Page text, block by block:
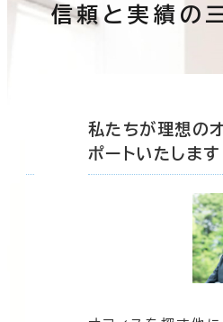
信頼と実績の
私たちが理想の
ポートいたします